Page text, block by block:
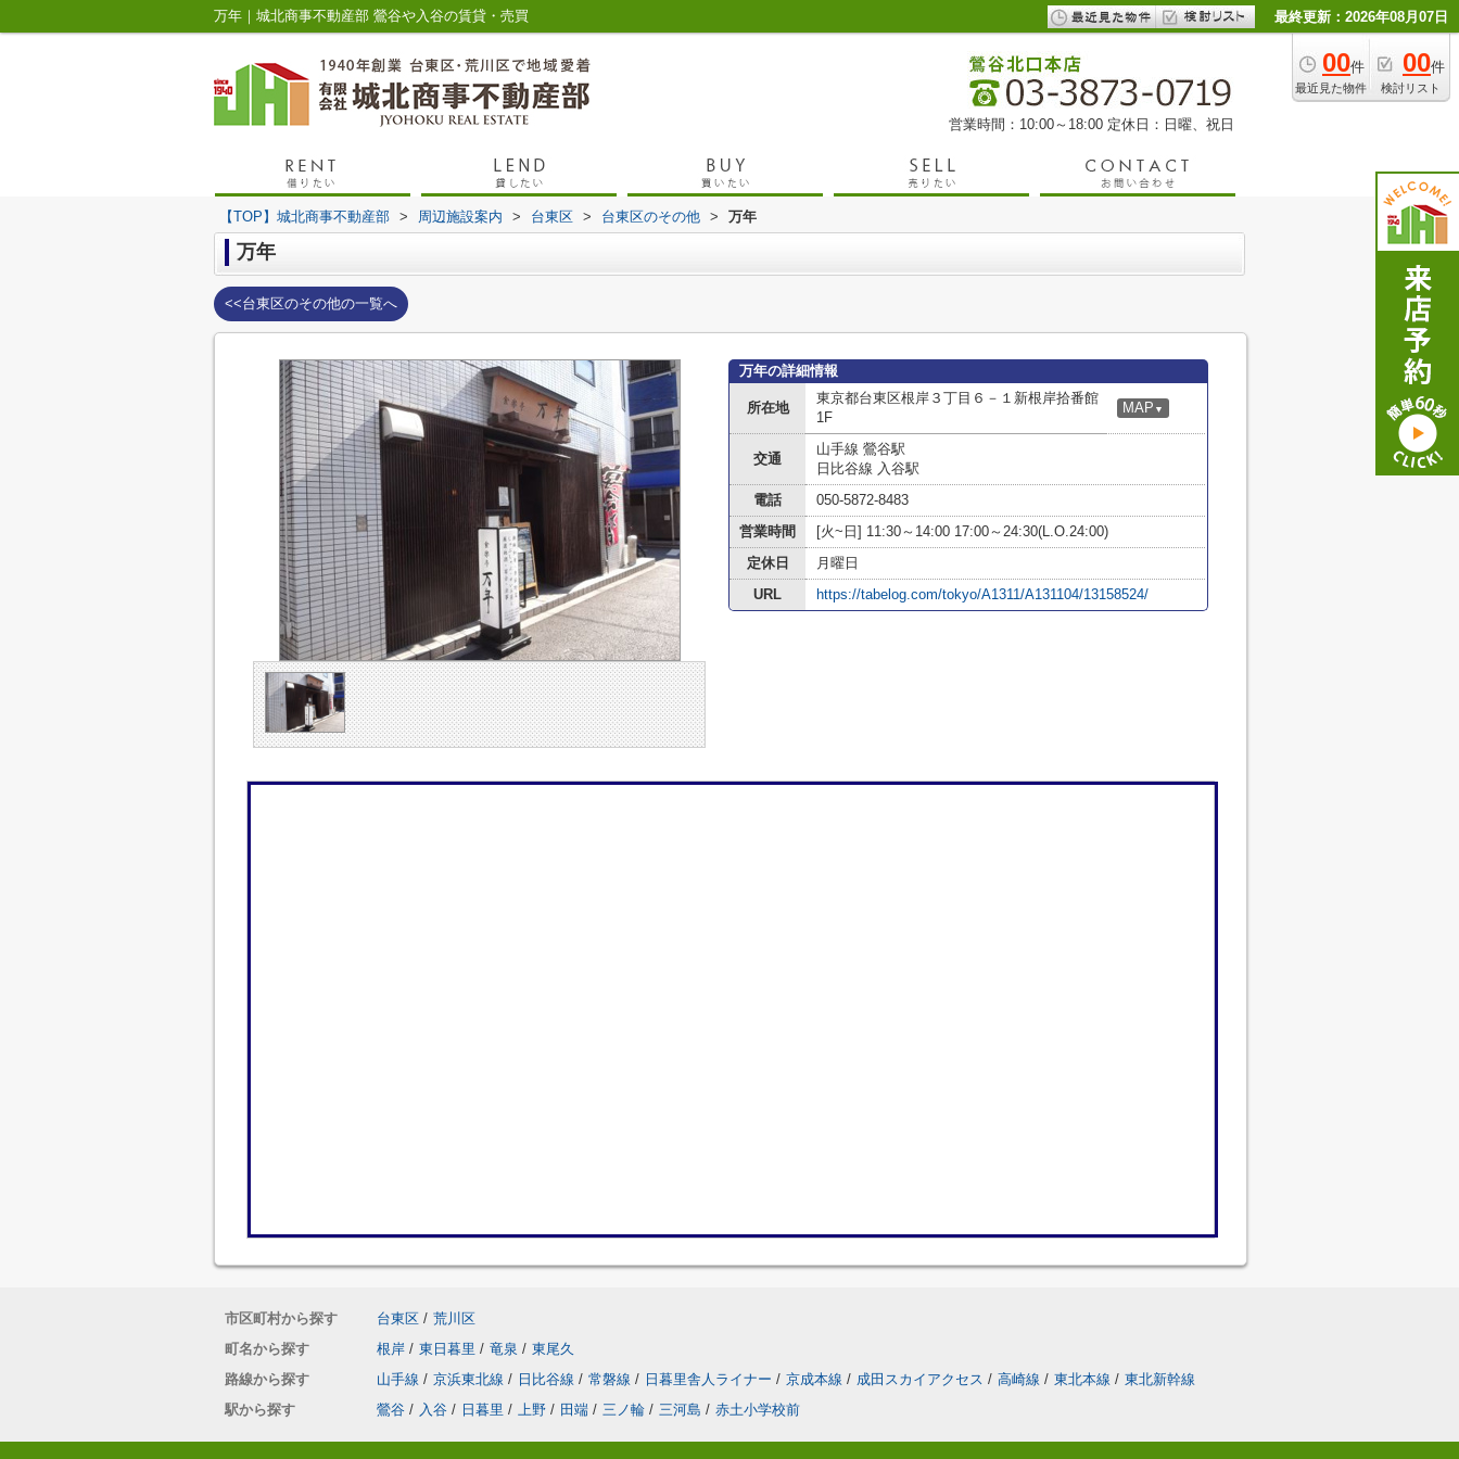
万年｜城北商事不動産部 鶯谷や入谷の賃貸・売買 最終更新：2026年08月07日
00件
最近見た物件
00件
検討リスト
営業時間：10:00～18:00 定休日：日曜、祝日
【TOP】城北商事不動産部 > 周辺施設案内 > 台東区 > 台東区のその他 > 万年
万年
<<台東区のその他の一覧へ
万年の詳細情報
所在地
東京都台東区根岸３丁目６－１新根岸拾番館
1F
MAP ▼
交通
山手線 鶯谷駅
日比谷線 入谷駅
電話
050-5872-8483
営業時間
[火~日] 11:30～14:00 17:00～24:30(L.O.24:00)
定休日
月曜日
URL
https://tabelog.com/tokyo/A1311/A131104/13158524/
市区町村から探す 台東区 / 荒川区
町名から探す
根岸 / 東日暮里 / 竜泉 / 東尾久
路線から探す
山手線 / 京浜東北線 / 日比谷線 / 常磐線 / 日暮里舎人ライナー / 京成本線 / 成田スカイアクセス / 高崎線 / 東北本線 / 東北新幹線
駅から探す
鶯谷 / 入谷 / 日暮里 / 上野 / 田端 / 三ノ輪 / 三河島 / 赤土小学校前